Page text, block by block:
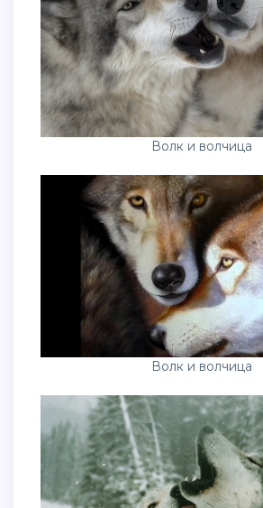
Волк и волчица
Волк и волчица